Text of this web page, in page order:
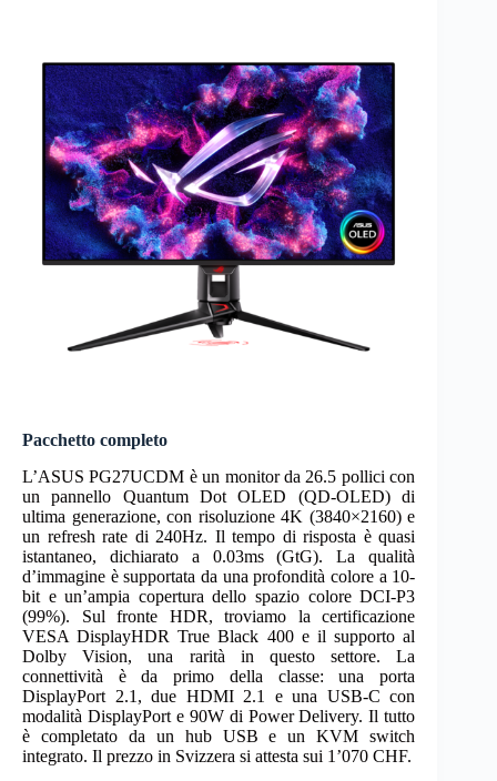
Pacchetto completo
L’ASUS PG27UCDM è un monitor da 26.5 pollici con
un pannello Quantum Dot OLED (QD-OLED) di
ultima generazione, con risoluzione 4K (3840×2160) e
un refresh rate di 240Hz. Il tempo di risposta è quasi
istantaneo, dichiarato a 0.03ms (GtG). La qualità
d’immagine è supportata da una profondità colore a 10-
bit e un’ampia copertura dello spazio colore DCI-P3
(99%). Sul fronte HDR, troviamo la certificazione
VESA DisplayHDR True Black 400 e il supporto al
Dolby Vision, una rarità in questo settore. La
connettività è da primo della classe: una porta
DisplayPort 2.1, due HDMI 2.1 e una USB-C con
modalità DisplayPort e 90W di Power Delivery. Il tutto
è completato da un hub USB e un KVM switch
integrato. Il prezzo in Svizzera si attesta sui 1’070 CHF.